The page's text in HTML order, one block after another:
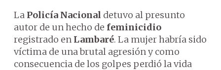
La Policía Nacional detuvo al presunto
autor de un hecho de feminicidio
registrado en Lambaré. La mujer habría sido
víctima de una brutal agresión y como
consecuencia de los golpes perdió la vida